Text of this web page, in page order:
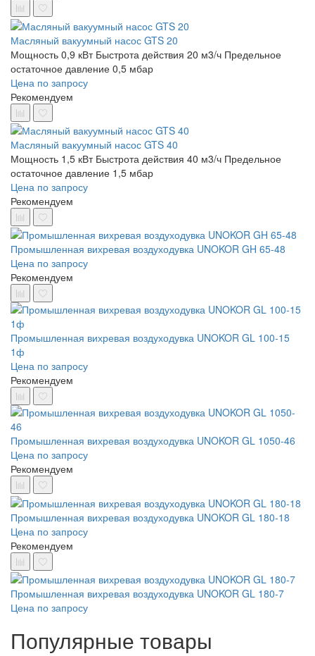
Масляный вакуумный насос GTS 20
Мощность 0,9 кВт Быстрота действия 20 м3/ч Предельное
остаточное давление 0,5 мбар
Цена по запросу
Рекомендуем
Масляный вакуумный насос GTS 40
Мощность 1,5 кВт Быстрота действия 40 м3/ч Предельное
остаточное давление 1,5 мбар
Цена по запросу
Рекомендуем
Промышленная вихревая воздуходувка UNOKOR GH 65-48
Цена по запросу
Рекомендуем
Промышленная вихревая воздуходувка UNOKOR GL 100-15
1ф
Цена по запросу
Рекомендуем
Промышленная вихревая воздуходувка UNOKOR GL 1050-46
Цена по запросу
Рекомендуем
Промышленная вихревая воздуходувка UNOKOR GL 180-18
Цена по запросу
Рекомендуем
Промышленная вихревая воздуходувка UNOKOR GL 180-7
Цена по запросу
Популярные товары